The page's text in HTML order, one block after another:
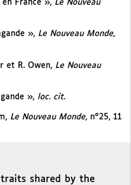
France », Le Nouveau
», Le Nouveau Monde,
et R. Owen, Le Nouveau
», loc. cit.
Le Nouveau Monde, n°25, 11
traits shared by the